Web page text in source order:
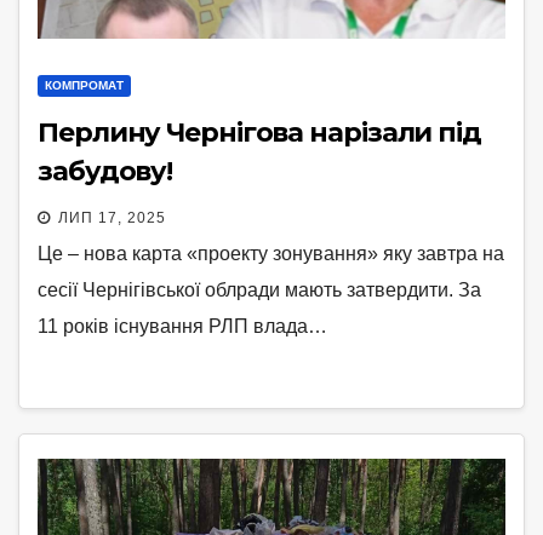
КОМПРОМАТ
Перлину Чернігова нарізали під
забудову!
ЛИП 17, 2025
Це – нова карта «проекту зонування» яку завтра на
сесiї Чернігівської облради мають затвердити. За
11 рокiв існування РЛП влада…